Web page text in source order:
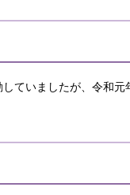
ていましたが、令和